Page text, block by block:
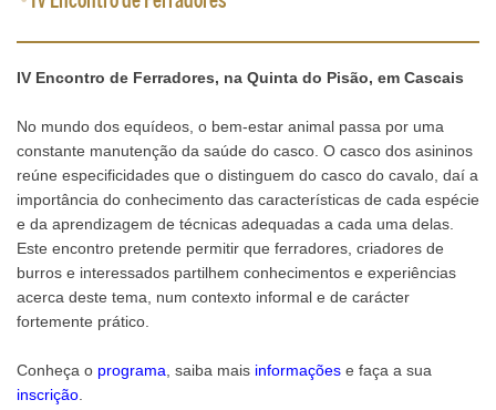
IV Encontro de Ferradores, na Quinta do Pisão, em Cascais
No mundo dos equídeos, o bem-estar animal passa por uma
constante manutenção da saúde do casco. O casco dos asininos
reúne especificidades que o distinguem do casco do cavalo, daí a
importância do conhecimento das características de cada espécie
e da aprendizagem de técnicas adequadas a cada uma delas.
Este encontro pretende permitir que ferradores, criadores de
burros e interessados partilhem conhecimentos e experiências
acerca deste tema, num contexto informal e de carácter
fortemente prático.
Conheça o programa , saiba mais informações e faça a sua
inscrição